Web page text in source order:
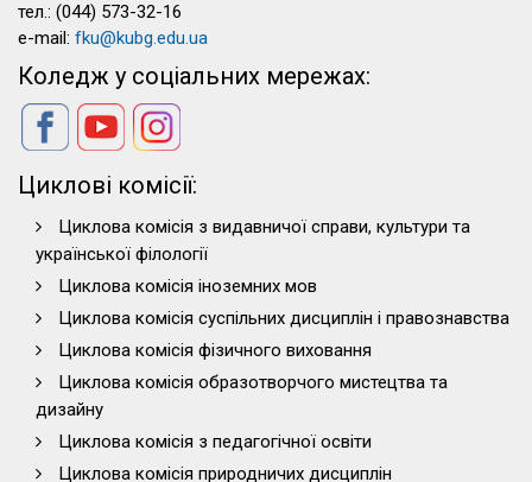
тел.: (044) 573-32-16
e-mail: fku@kubg.edu.ua
Коледж у соціальних мережах:
Циклові комісії:
Циклова комісія з видавничої справи, культури та
української філології
Циклова комісія іноземних мов
Циклова комісія суспільних дисциплін і правознавства
Циклова комісія фізичного виховання
Циклова комісія образотворчого мистецтва та
дизайну
Циклова комісія з педагогічної освіти
Циклова комісія природничих дисциплін